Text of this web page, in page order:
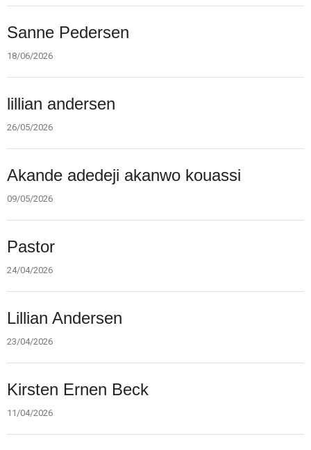
11.0:
Kalender
13.0:
Værktøjskassen
14.0:
Mission
BaptistKirken
18.
jun.
2026
Sanne Pedersen
18/06/2026
26.
maj.
2026
lillian andersen
26/05/2026
9.
maj.
2026
Akande adedeji akanwo kouassi
09/05/2026
24.
apr.
2026
Pastor
24/04/2026
23.
apr.
2026
Lillian Andersen
23/04/2026
11.
apr.
2026
Kirsten Ernen Beck
11/04/2026